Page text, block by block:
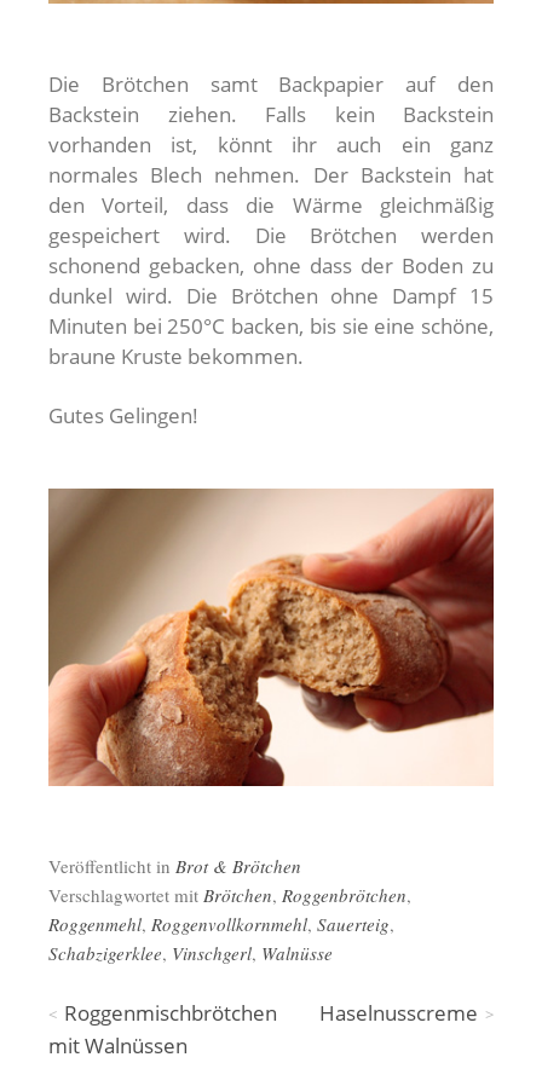
Die Brötchen samt Backpapier auf den
Backstein ziehen. Falls kein Backstein
vorhanden ist, könnt ihr auch ein ganz
normales Blech nehmen. Der Backstein hat
den Vorteil, dass die Wärme gleichmäßig
gespeichert wird. Die Brötchen werden
schonend gebacken, ohne dass der Boden zu
dunkel wird. Die Brötchen ohne Dampf 15
Minuten bei 250°C backen, bis sie eine schöne,
braune Kruste bekommen.
Gutes Gelingen!
Veröffentlicht in Brot & Brötchen
Verschlagwortet mit Brötchen, Roggenbrötchen,
Roggenmehl, Roggenvollkornmehl, Sauerteig,
Schabzigerklee, Vinschgerl, Walnüsse
Beitragsnavigation
Roggenmischbrötchen
mit Walnüssen
Haselnusscreme